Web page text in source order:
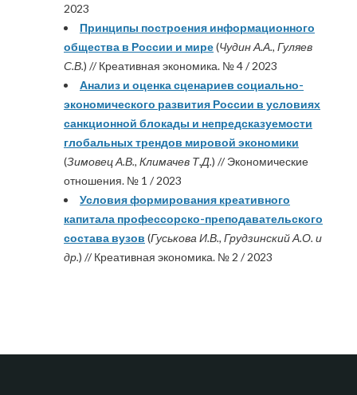
2023
Принципы построения информационного
общества в России и мире(Чудин А.А., Гуляев
С.В.) // Креативная экономика. № 4 / 2023
Анализ и оценка сценариев социально-
экономического развития России в условиях
санкционной блокады и непредсказуемости
глобальных трендов мировой экономики
(Зимовец А.В., Климачев Т.Д.) // Экономические
отношения. № 1 / 2023
Условия формирования креативного
капитала профессорско-преподавательского
состава вузов (Гуськова И.В., Грудзинский А.О. и
др.) // Креативная экономика. № 2 / 2023